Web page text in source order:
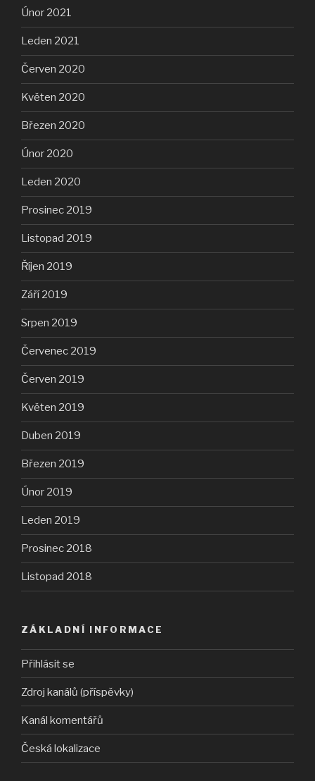
Únor 2021
Leden 2021
Červen 2020
Květen 2020
Březen 2020
Únor 2020
Leden 2020
Prosinec 2019
Listopad 2019
Říjen 2019
Září 2019
Srpen 2019
Červenec 2019
Červen 2019
Květen 2019
Duben 2019
Březen 2019
Únor 2019
Leden 2019
Prosinec 2018
Listopad 2018
ZÁKLADNÍ INFORMACE
Přihlásit se
Zdroj kanálů (příspěvky)
Kanál komentářů
Česká lokalizace